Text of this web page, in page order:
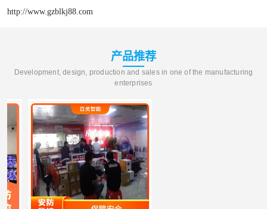
http://www.gzblkj88.com
产品推荐
Development, design, production and sales in one of the manufacturing
enterprises